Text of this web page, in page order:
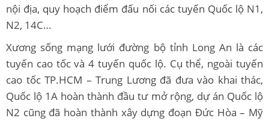
nội địa, quy hoạch điểm đấu nối các tuyến Quốc lộ N1,
N2, 14C…
Xương sống mạng lưới đường bộ tỉnh Long An là các
tuyến cao tốc và 4 tuyến quốc lộ. Cụ thể, ngoài tuyến
cao tốc TP.HCM – Trung Lương đã đưa vào khai thác,
Quốc lộ 1A hoàn thành đầu tư mở rộng, dự án Quốc lộ
N2 cũng đã hoàn thành xây dựng đoạn Đức Hòa – Mỹ